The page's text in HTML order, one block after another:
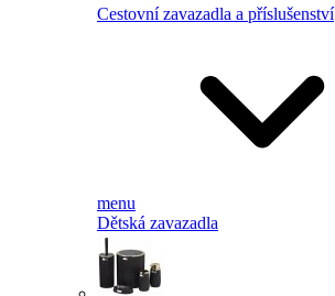
Cestovní zavazadla a příslušenství
menu
Dětská zavazadla